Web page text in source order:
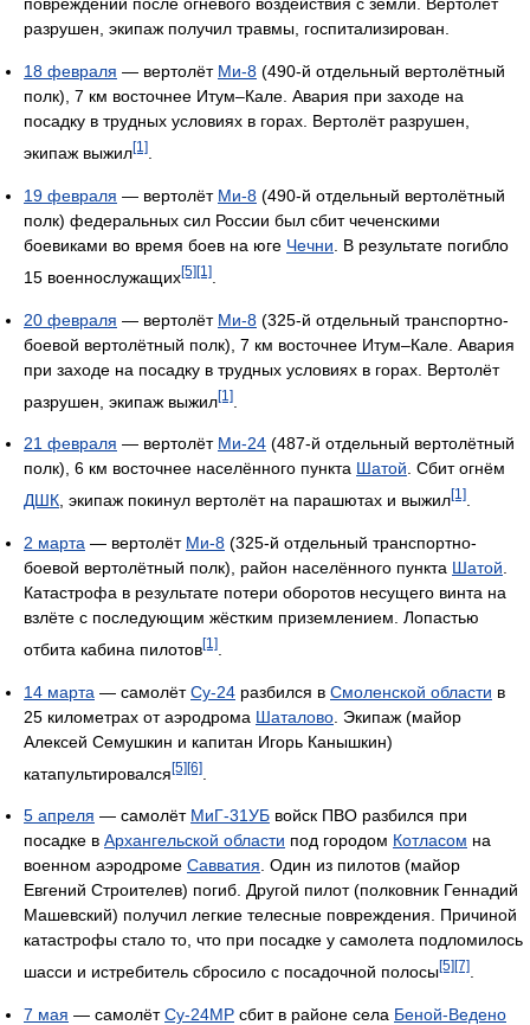
повреждений после огневого воздействия с земли. Вертолёт
разрушен, экипаж получил травмы, госпитализирован.
18 февраля — вертолёт Ми-8 (490-й отдельный вертолётный
полк), 7 км восточнее Итум–Кале. Авария при заходе на
посадку в трудных условиях в горах. Вертолёт разрушен,
экипаж выжил[1]
19 февраля — вертолёт Ми-8 (490-й отдельный вертолётный
полк) федеральных сил России был сбит чеченскими
боевиками во время боев на юге Чечни . В результате погибло
15 военнослужащих[5][1]
20 февраля — вертолёт Ми-8 (325-й отдельный транспортно-
боевой вертолётный полк), 7 км восточнее Итум–Кале. Авария
при заходе на посадку в трудных условиях в горах. Вертолёт
разрушен, экипаж выжил[1]
21 февраля — вертолёт Ми-24 (487-й отдельный вертолётный
полк), 6 км восточнее населённого пункта Шатой. Сбит огнём
ДШК , экипаж покинул вертолёт на парашютах и выжил[1]
2 марта — вертолёт Ми-8 (325-й отдельный транспортно-
боевой вертолётный полк), район населённого пункта Шатой
Катастрофа в результате потери оборотов несущего винта на
взлёте с последующим жёстким приземлением. Лопастью
отбита кабина пилотов[1]
14 марта — самолётСу-24 разбился в Смоленской области в
25 километрах от аэродрома Шаталово . Экипаж (майор
Алексей Семушкин и капитан Игорь Канышкин)
катапультировался[5][6]
5 апреля — самолёт МиГ-31УБ войск ПВО разбился при
посадке в Архангельской области под городом Котласом на
военном аэродроме Савватия. Один из пилотов (майор
Евгений Строителев) погиб. Другой пилот (полковник Геннадий
Машевский) получил легкие телесные повреждения. Причиной
катастрофы стало то, что при посадке у самолета подломилось
шасси и истребитель сбросило с посадочной полосы[5] [7]
7 мая — самолётСу-24МР сбит в районе села Беной-Ведено